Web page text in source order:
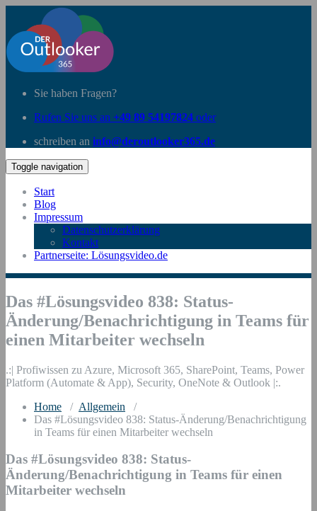
Sie haben Fragen?
Rufen Sie uns an +49 89 54197824 oder
schreiben an info@deroutlooker365.de
Toggle navigation
Start
Blog
Impressum
Datenschutzerklärung
Kontakt
Partnerseite: Lösungsvideo.de
Das #Lösungsvideo 838: Status-
Änderung/Benachrichtigung in Teams für
einen Mitarbeiter wechseln
.:| Profiwissen zu Azure, Microsoft 365, SharePoint, Teams, Power
Platform (Automate & App), Security, OneNote & Outlook |:.
Home / Allgemein /
Das #Lösungsvideo 838: Status-Änderung/Benachrichtigung
in Teams für einen Mitarbeiter wechseln
Das #Lösungsvideo 838: Status-
Änderung/Benachrichtigung in Teams für einen
Mitarbeiter wechseln